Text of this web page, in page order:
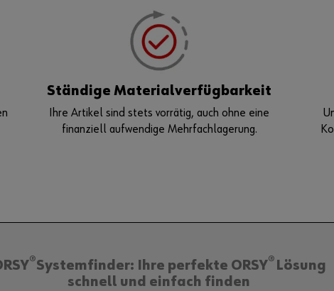
Ständige Materialverfügbarkeit
Ihre Artikel sind stets vorrätig, auch ohne eine
finanziell aufwendige Mehrfachlagerung.
®Systemfinder: Ihre perfekte ORSY® Lösung
schnell und einfach finden